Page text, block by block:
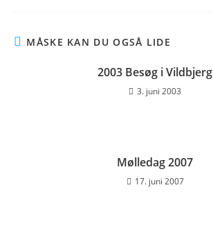
MÅSKE KAN DU OGSÅ LIDE
2003 Besøg i Vildbjerg
3. juni 2003
Mølledag 2007
17. juni 2007